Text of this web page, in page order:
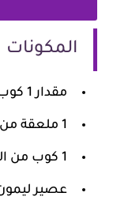
المكونات
مقدار 1 كوب من أوراق المورينجا.
1 ملعقة من العسل.
1 كوب من الماء الدافئ.
عصير